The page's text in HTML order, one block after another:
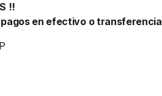
!!
en efectivo o transferencia